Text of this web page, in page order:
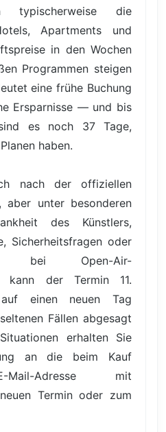
typischerweise die
Apartments und
in den Wochen
Programmen steigen
eine frühe Buchung
Ersparnisse — und bis
es noch 37 Tage,
haben.
nach der offiziellen
aber unter besonderen
des Künstlers,
Sicherheitsfragen oder
bei Open-Air-
kann der Termin 11.
einen neuen Tag
Fällen abgesagt
erhalten Sie
an die beim Kauf
Mail-Adresse mit
Termin oder zum